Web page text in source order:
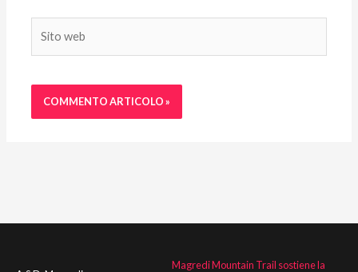
web
Magredi Mountain Trail sostiene la